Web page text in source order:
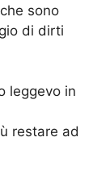
sono
di dirti
leggevo in
restare ad